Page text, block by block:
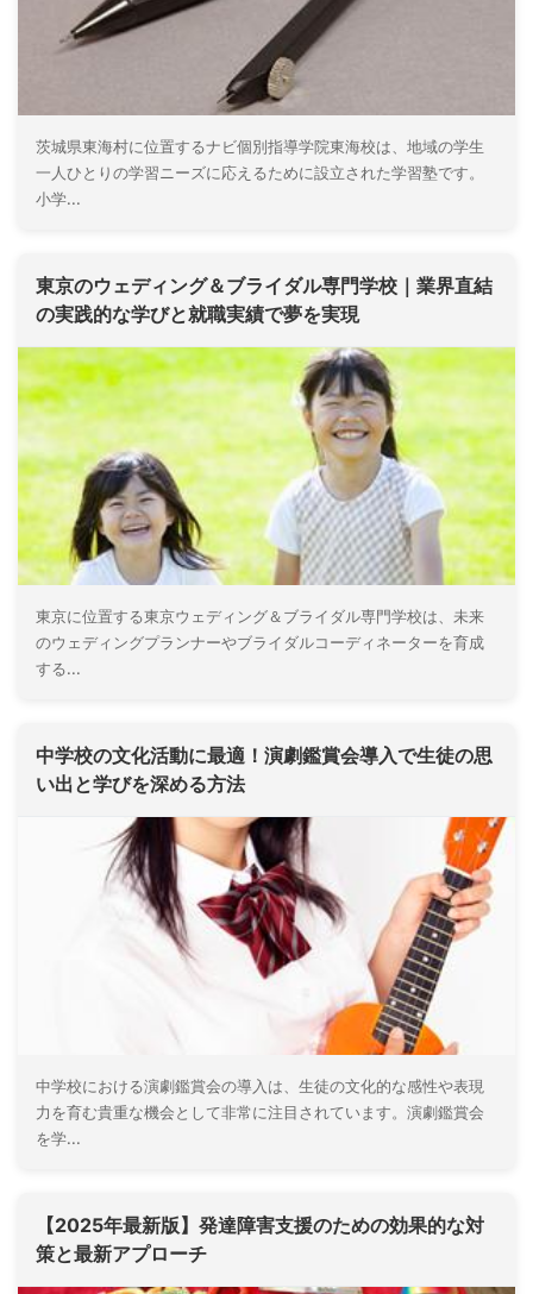
茨城県東海村に位置するナビ個別指導学院東海校は、地域の学生
一人ひとりの学習ニーズに応えるために設立された学習塾です。
小学...
東京のウェディング＆ブライダル専門学校｜業界直結
の実践的な学びと就職実績で夢を実現
東京に位置する東京ウェディング＆ブライダル専門学校は、未来
のウェディングプランナーやブライダルコーディネーターを育成
する...
中学校の文化活動に最適！演劇鑑賞会導入で生徒の思
い出と学びを深める方法
中学校における演劇鑑賞会の導入は、生徒の文化的な感性や表現
力を育む貴重な機会として非常に注目されています。演劇鑑賞会
を学...
【2025年最新版】発達障害支援のための効果的な対
策と最新アプローチ